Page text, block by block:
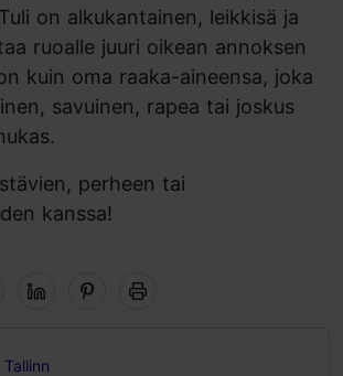
on alkukantainen, leikkisä ja
ruoalle juuri oikean annoksen
kuin oma raaka-aineensa, joka
savuinen, rapea tai joskus
perheen tai
kanssa!